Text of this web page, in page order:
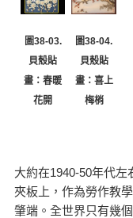
圖38-03.
貝殼貼
畫：春暖
花開
圖38-04.
貝殼貼
畫：喜上
梅梢
大約在1940-50年代
夾板上，作為勞作教
肇端。全世界只有幾